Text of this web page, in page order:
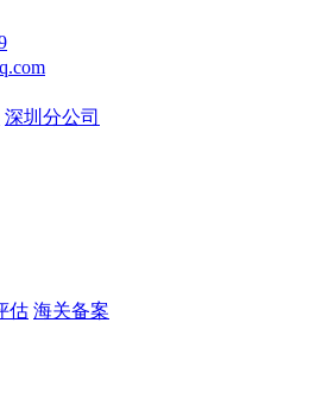
深圳分公司
估 海关备案